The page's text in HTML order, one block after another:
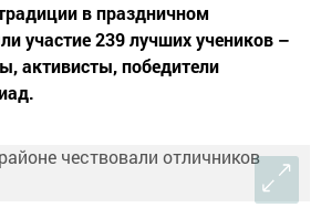
в праздничном
участие 239 лучших учеников –
активисты, победители